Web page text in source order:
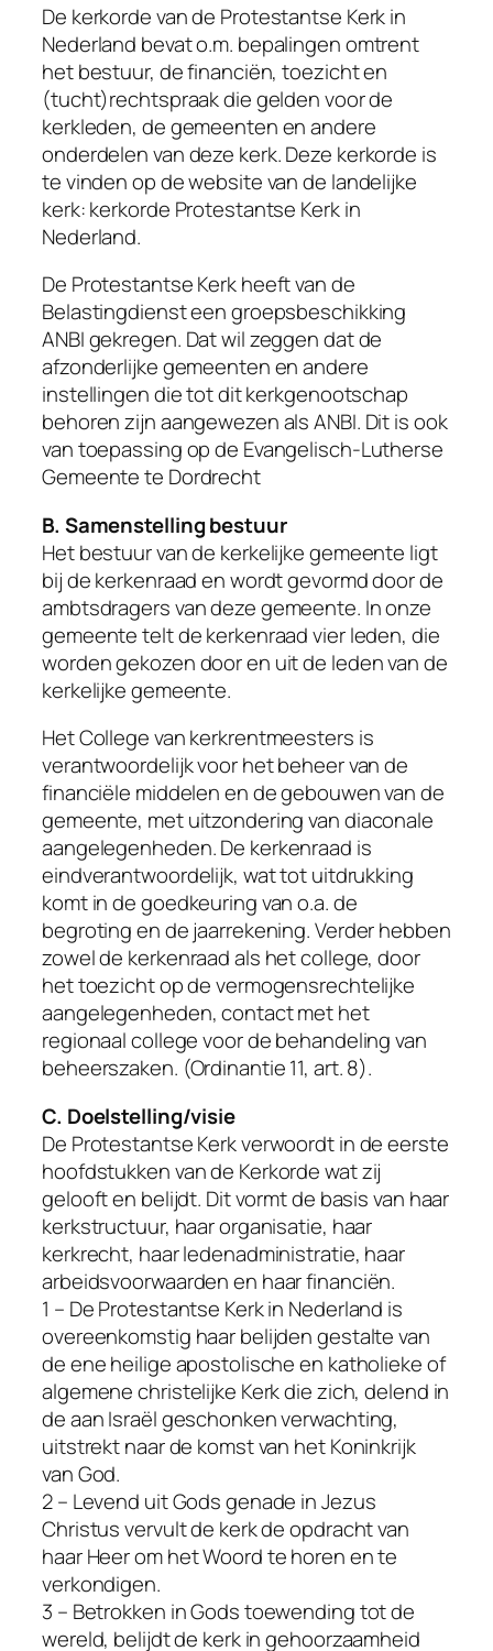
De kerkorde van de Protestantse Kerk in
Nederland bevat o.m. bepalingen omtrent
het bestuur, de financiën, toezicht en
(tucht)rechtspraak die gelden voor de
kerkleden, de gemeenten en andere
onderdelen van deze kerk. Deze kerkorde is
te vinden op de website van de landelijke
kerk: kerkorde Protestantse Kerk in
Nederland.
De Protestantse Kerk heeft van de
Belastingdienst een groepsbeschikking
ANBI gekregen. Dat wil zeggen dat de
afzonderlijke gemeenten en andere
instellingen die tot dit kerkgenootschap
behoren zijn aangewezen als ANBI. Dit is ook
van toepassing op de Evangelisch-Lutherse
Gemeente te Dordrecht
B. Samenstelling bestuur
Het bestuur van de kerkelijke gemeente ligt
bij de kerkenraad en wordt gevormd door de
ambtsdragers van deze gemeente. In onze
gemeente telt de kerkenraad vier leden, die
worden gekozen door en uit de leden van de
kerkelijke gemeente.
Het College van kerkrentmeesters is
verantwoordelijk voor het beheer van de
financiële middelen en de gebouwen van de
gemeente, met uitzondering van diaconale
aangelegenheden. De kerkenraad is
eindverantwoordelijk, wat tot uitdrukking
komt in de goedkeuring van o.a. de
begroting en de jaarrekening. Verder hebben
zowel de kerkenraad als het college, door
het toezicht op de vermogensrechtelijke
aangelegenheden, contact met het
regionaal college voor de behandeling van
beheerszaken. (Ordinantie 11, art. 8).
C. Doelstelling/visie
De Protestantse Kerk verwoordt in de eerste
hoofdstukken van de Kerkorde wat zij
gelooft en belijdt. Dit vormt de basis van haar
kerkstructuur, haar organisatie, haar
kerkrecht, haar ledenadministratie, haar
arbeidsvoorwaarden en haar financiën.
1 – De Protestantse Kerk in Nederland is
overeenkomstig haar belijden gestalte van
de ene heilige apostolische en katholieke of
algemene christelijke Kerk die zich, delend in
de aan Israël geschonken verwachting,
uitstrekt naar de komst van het Koninkrijk
van God.
2 – Levend uit Gods genade in Jezus
Christus vervult de kerk de opdracht van
haar Heer om het Woord te horen en te
verkondigen.
3 – Betrokken in Gods toewending tot de
wereld, belijdt de kerk in gehoorzaamheid